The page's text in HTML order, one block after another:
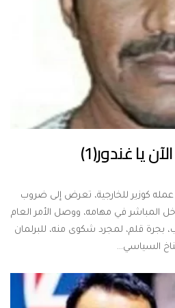
يا غندور(1)
عمله كوزير للخارجية، تعرض إلى ضروب
المباشر في مهامه، ووصل الأمر العام
بجرة قلم، لمجرد شكوى منه، للبرلمان
السياسي…